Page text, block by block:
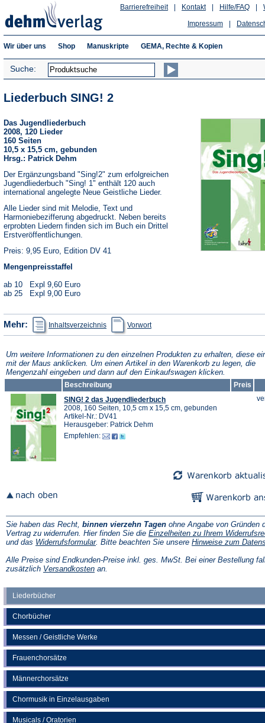
Hilfe/FAQ
Kontakt
Barrierefreiheit
Impressum
Wir über uns Shop Manuskripte GEMA, Rechte & Kopien
Suche:
Liederbücher
Chorbücher
Messen / Geistliche Werke
Frauenchorsätze
Männerchorsätze
Chormusik in Einzelausgaben
Musicals / Oratorien
Liederbuch SING! 2
Das Jugendliederbuch
2008, 120 Lieder
160 Seiten
10,5 x 15,5 cm, gebunden
Hrsg.: Patrick Dehm
Der Ergänzungsband "Sing!2" zum erfolgreichen
Jugendliederbuch "Sing! 1" enthält 120 auch
international angelegte Neue Geistliche Lieder.
Alle Lieder sind mit Melodie, Text und
Harmoniebezifferung abgedruckt. Neben bereits
erprobten Liedern finden sich im Buch ein Drittel
Erstveröffentlichungen.
Preis: 9,95 Euro, Edition DV 41
Mengenpreisstaffel
ab 10 Expl 9,60 Euro
ab 25 Expl 9,00 Euro
Mehr: Inhaltsverzeichnis
(Öffnet
in
einem
Tab)
Vorwortin
einem
Tab)
Um weitere Informationen zu den einzelnen Produkten zu erhalten, diese
mit der Maus anklicken. Um einen Artikel in den Warenkorb zu legen, die
Mengenzahl eingeben und dann auf den Einkaufswagen klicken.
Beschreibung
Preis
SING! 2 das Jugendliederbuch
2008, 160 Seiten, 10,5 cm x 15,5 cm, gebunden
Artikel-Nr.: DV41
Herausgeber: Patrick Dehm
Empfehlen:
Sie haben das Recht, binnen vierzehn Tagen ohne Angabe von Gründen
Vertrag zu widerrufen. Hier finden Sie die Einzelheiten zu Ihrem
und das Widerrufsformular(Öffnet
einem
neuen
. Bitte beachten Sie unsere Hinweise zum
Alle Preise sind Endkunden-Preise inkl. ges. MwSt. Bei einer Bestellung
zusätzlich Versandkosten(Öffnet
an.